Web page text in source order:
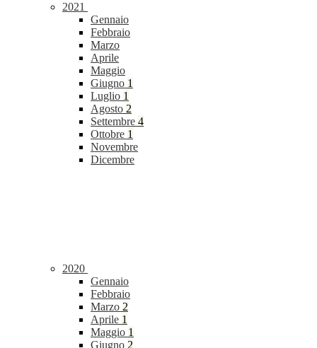
2021
Gennaio
Febbraio
Marzo
Aprile
Maggio
Giugno 1
Luglio 1
Agosto 2
Settembre 4
Ottobre 1
Novembre
Dicembre
2020
Gennaio
Febbraio
Marzo 2
Aprile 1
Maggio 1
Giugno 2